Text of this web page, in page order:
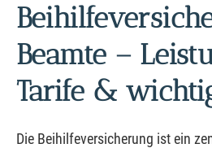
Beamte –
Tarife &
Die Beihilfeversicherung ist ein